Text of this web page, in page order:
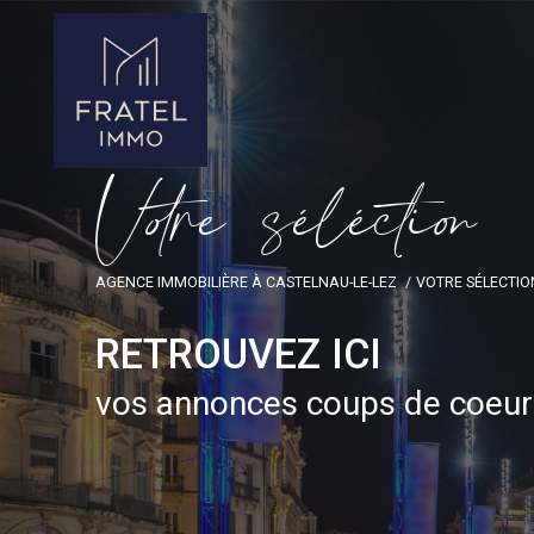
Vore séléctio
AGENCE IMMOBILIÈRE À CASTELNAU-LE-LEZ VOTRE
RETROUVEZ ICI
vos annonces coups de